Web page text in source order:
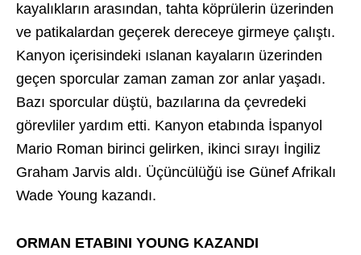
kayalıkların arasından, tahta köprülerin üzerinden
ve patikalardan geçerek dereceye girmeye çalıştı.
Kanyon içerisindeki ıslanan kayaların üzerinden
geçen sporcular zaman zaman zor anlar yaşadı.
Bazı sporcular düştü, bazılarına da çevredeki
görevliler yardım etti. Kanyon etabında İspanyol
Mario Roman birinci gelirken, ikinci sırayı İngiliz
Graham Jarvis aldı. Üçüncülüğü ise Günef Afrikalı
Wade Young kazandı.
ORMAN ETABINI YOUNG KAZANDI